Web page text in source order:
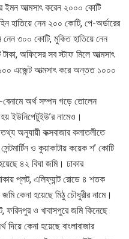
ইমন আত্মসাৎ করেন ২০০০ কোটি
হাতিয়ে নেন ২০০ কোটি, পে-অর্ডারের
৩০০ কোটি, মুকিত হাতিয়ে নেন
অফিসের সব স্টাফ মিলে আত্মসাৎ
এজেন্ট আত্মসাৎ করে অন্তত ১০০০
বেনামে অর্থ সম্পদ গড়ে তোলেন
ইউনিপেটুইউ’র নামেও।
অনুযায়ী কক্সবাজার কলাতলীতে
ও কুয়াকাটায় কয়েক শ’ কোটি
৪২ বিঘা জমি। ঢাকার
প্লট, এলিফ্যান্ট রোডে ৪ শতক
কেনা হয়েছে মিঠু চৌধুরীর নামে।
ফরিদপুর ও খাবাসপুরে জমি কিনেছে
কেনা হয়েছে বাংলাবাজার